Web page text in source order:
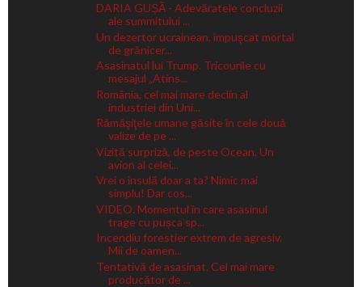
DARIA GUȘĂ - Adevăratele concluzii
ale summitului ...
Un dezertor ucrainean, împuşcat mortal
de grănicer...
Asasinatul lui Trump. Tricourile cu
mesajul „Atins...
România, cel mai mare declin al
industriei din Uni...
Rămăşiţele umane găsite în cele două
valize de pe ...
Vizită surpriză, de peste Ocean. Un
avion al celei...
Vrei o insulă doar a ta? Nimic mai
simplu! Dar cos...
VIDEO. Momentul în care asasinul
trage cu pușca sp...
Incendiu forestier extrem de agresiv.
Mii de oamen...
Tentativă de asasinat. Cel mai mare
producător de ...